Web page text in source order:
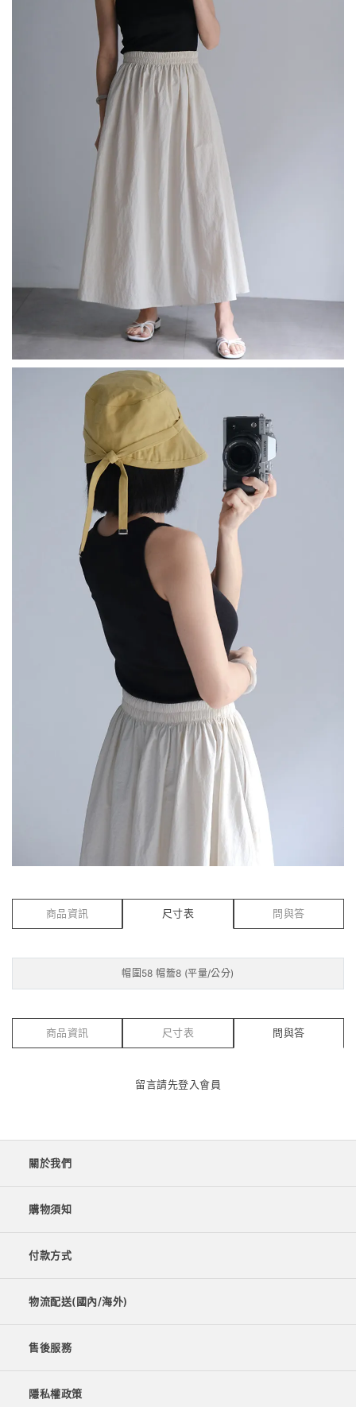
商品資訊 尺寸表 問與答
帽圍58 帽簷8 (平量/公分)
商品資訊 尺寸表 問與答
留言請先登入會員
關於我們
購物須知
付款方式
物流配送(國內/海外)
售後服務
隱私權政策